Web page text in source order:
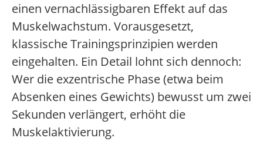
einen vernachlässigbaren Effekt auf das
Muskelwachstum. Vorausgesetzt,
klassische Trainingsprinzipien werden
eingehalten. Ein Detail lohnt sich dennoch:
Wer die exzentrische Phase (etwa beim
Absenken eines Gewichts) bewusst um zwei
Sekunden verlängert, erhöht die
Muskelaktivierung.